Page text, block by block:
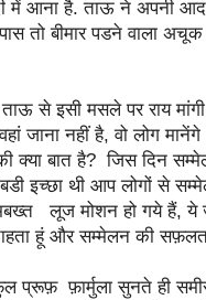
में आना है. ताऊ ने अपनी
तो बीमार पडने वाला अचूक
से इसी मसले पर राय
जाना नहीं है, वो लोग
क्या बात है? जिस दिन
बडी इच्छा थी आप लोगों से
लूज मोशन हो गये हैं, ये
हूं और सम्मेलन की
प्रूफ़ फ़ार्मुला सुनते ही